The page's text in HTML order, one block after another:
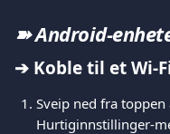
➽ Android-
➔ Koble til et Wi-
Sveip ned fra
Hurtiginnstillinger-